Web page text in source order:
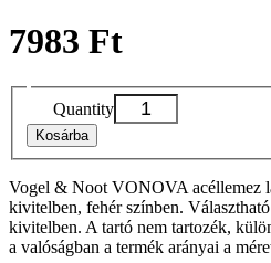
7983 Ft
Quantity
Kosárba
Vogel & Noot VONOVA acéllemez
kivitelben, fehér színben.
kivitelben. A tartó nem tartozék,
a valóságban a termék arányai a